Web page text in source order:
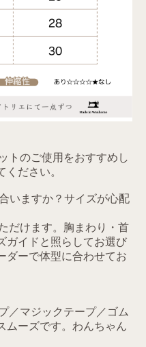
トのご使用をおすすめし
ください。
いますか？サイズが心配
だけます。胸まわり・首
ガイドと照らしてお選び
ダーで体型に合わせてお
／マジックテープ／ゴム
ムーズです。わんちゃん